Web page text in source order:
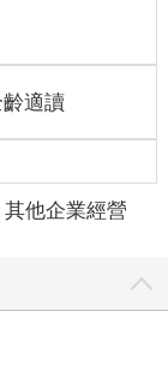
齡適讀
其他企業經營